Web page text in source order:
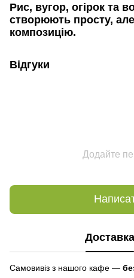
Рис, вугор, огірок та
створюють просту,
композицію.
Відгуки
Додайте
Доставка
Самовивіз з нашого кафе —